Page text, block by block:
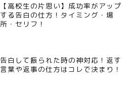
【高校生の片思い】成功率がアップ
する告白の仕方！タイミング・場
所・セリフ！
告白して振られた時の神対応！返す
言葉や返事の仕方はコレで決まり！